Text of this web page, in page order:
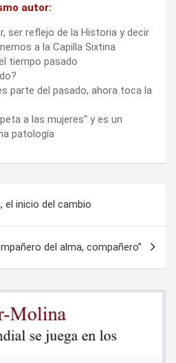
autor:
ser reflejo de la Historia y decir
a la Capilla Sixtina
tiempo pasado
parte del pasado, ahora toca la
a las mujeres” y es un
patología
el inicio del cambio
del alma, compañero”